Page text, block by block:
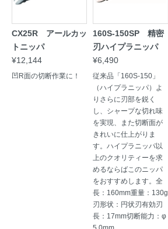
CX25R アールカッ
トニッパ
¥12,144
凹R面の切断作業に！
160S-150SP 精密
刃ハイプラニッパ
¥6,490
従来品「160S-150」
（ハイプラニッパ）よ
りさらに刃部を鋭く
し、シャープな切れ味
を実現、また切断面が
きれいに仕上がりま
す。ハイプラニッパ以
上のクオリティーを求
めるならばこのニッパ
をおすすめします。全
長：160mm重量：130g
刃形状：円状刃有効刃
長：17mm切断能力：φ